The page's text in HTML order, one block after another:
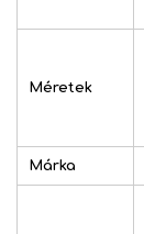
Méretek
Márka